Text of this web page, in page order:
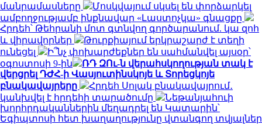
մանրամասները
Մոսկվայում սկսել են փորձարկել
ամբողջությամբ ինքնավար «Լաստոչկա» գնացքը
Հրդեհ՝ Թեհրանի մոտ գտնվող գործարանում. կա զոհ
և վիրավորներ
Թուրքիայում երկրաշարժ է տեղի
ունեցել
Ի՞նչ փոխարժեքներ են սահմանվել այսօր՝
օգոստոսի 9-ին
ՌԴ ԶՈւ-ն վերահսկողության տակ է
վերցրել ԴԺՀ-ի Վասյուտինսկոյե և Տորեցկոյե
բնակավայրերը
Հրդեհ Սոլակ բնակավայրում․
կանխվել է հրդեհի տարածումը
Նեթանյահուի
խորհրդականներին մեղադրել են Կատարին՝
Եգիպտոսի հետ խաղաղությունը վտանգող տվյալներ